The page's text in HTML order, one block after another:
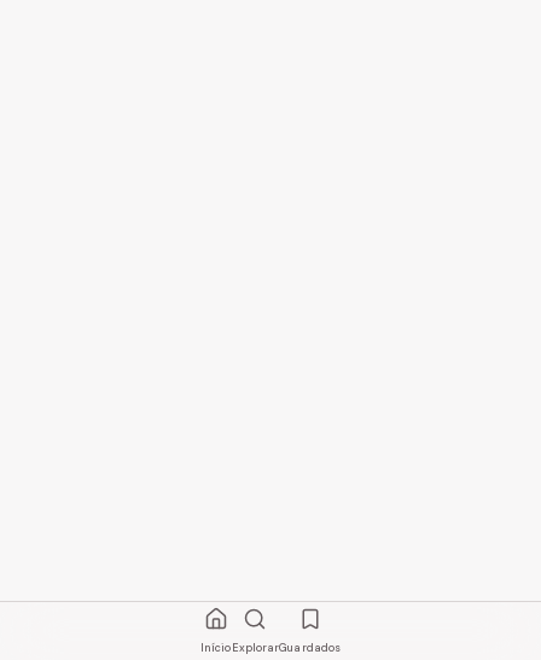
InícioExplorarGuardados